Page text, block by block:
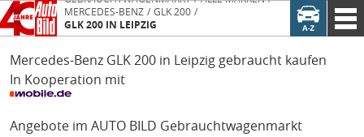
MERCEDES-BENZ
GLK 200
GLK 200 IN LEIPZIG
Mercedes-Benz GLK 200 in Leipzig gebraucht kaufen
In Kooperation mit
Angebote im AUTO BILD Gebrauchtwagenmarkt